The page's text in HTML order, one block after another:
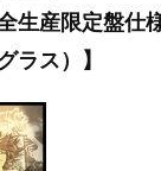
生産限定盤仕
ラス）】